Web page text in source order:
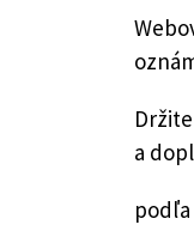
a
podľa